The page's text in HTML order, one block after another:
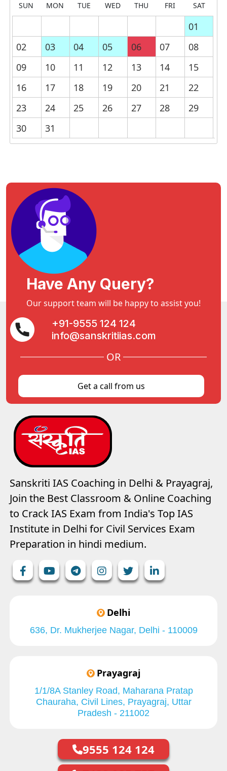
SUN MON TUE WED THU FRI SAT
01
02
03 04 05 06 07
08
09
10 11 12 13 14
15
16
17 18 19 20 21
22
23
24 25 26 27 28
29
30
31
Have Any Query?
Our support team will be happy to assist you!
+91-9555 124 124
info@sanskritiias.com
OR
Get a call from us
Sanskriti IAS Coaching in Delhi & Prayagraj,
Join the Best Classroom & Online Coaching
to Crack IAS Exam from India's Top IAS
Institute in Delhi for Civil Services Exam
Preparation in hindi medium.
Delhi
636, Dr. Mukherjee Nagar, Delhi - 110009
Prayagraj
1/1/8A Stanley Road, Maharana Pratap
Chauraha, Civil Lines, Prayagraj, Uttar
Pradesh - 211002
9555 124 124